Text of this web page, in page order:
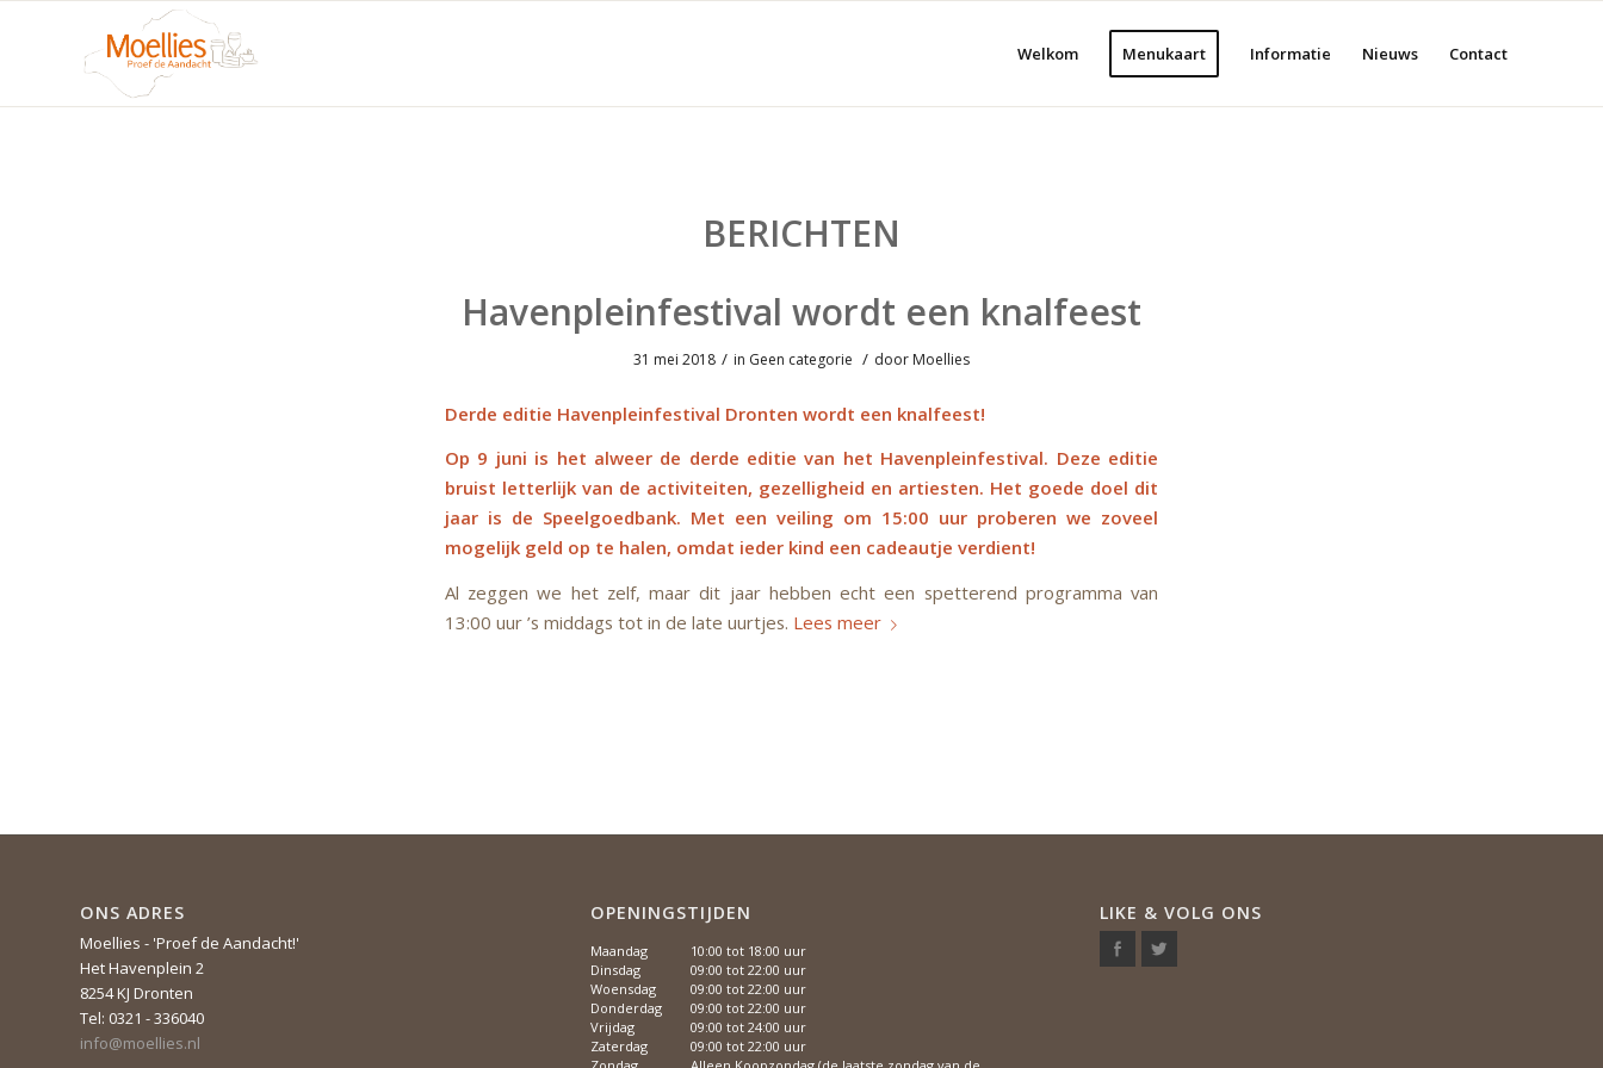
Welkom Menukaart Informatie Nieuws Contact
BERICHTEN
Havenpleinfestival wordt een knalfeest
31 mei 2018 / in Geen categorie / door Moellies
Derde editie Havenpleinfestival Dronten wordt een knalfeest!
Op 9 juni is het alweer de derde editie van het Havenpleinfestival. Deze editie
bruist letterlijk van de activiteiten, gezelligheid en artiesten. Het goede doel dit
jaar is de Speelgoedbank. Met een veiling om 15:00 uur proberen we zoveel
mogelijk geld op te halen, omdat ieder kind een cadeautje verdient!
Al zeggen we het zelf, maar dit jaar hebben echt een spetterend programma van
13:00 uur ’s middags tot in de late uurtjes. Lees meer
ONS ADRES
Moellies - 'Proef de Aandacht!'
Het Havenplein 2
8254 KJ Dronten
Tel: 0321 - 336040
info@moellies.nl
OPENINGSTIJDEN
Maandag
Dinsdag
Woensdag
Donderdag
Vrijdag
Zaterdag
10:00 tot 18:00 uur
09:00 tot 22:00 uur
09:00 tot 22:00 uur
09:00 tot 22:00 uur
09:00 tot 24:00 uur
09:00 tot 22:00 uur
LIKE & VOLG ONS